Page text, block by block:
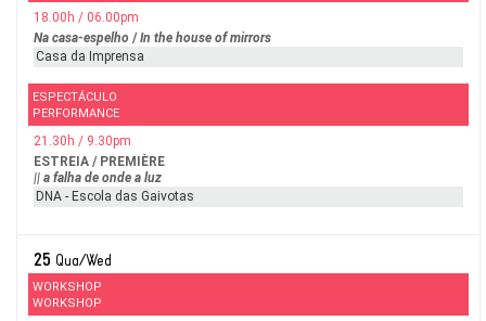
18.00h / 06.00pm
Na casa-espelho /In the house of mirrors
Casa da Imprensa
ESPECTÁCULO
PERFORMANCE
21.30h / 9.30pm
ESTREIA / PREMIÈRE
|| a falha de onde a luz
DNA - Escola das Gaivotas
25 Qua/Wed
WORKSHOP
WORKSHOP